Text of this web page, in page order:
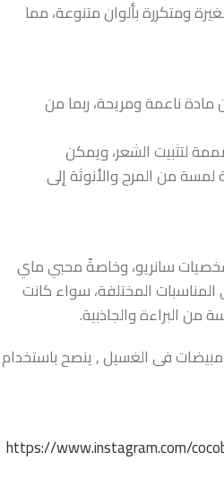
ومتكررة بألوان متنوعة، مما
ناعمة ومريحة، ربما من
لتثبيت الشعر، ويمكن
من المرح والأنوثة إلى
سانريو، وخاصةً محبي ماي
المختلفة، سواء كانت
من البراءة والجاذبية.
فى الغسيل , ينصح باستخدام
https://www.instagram.com/